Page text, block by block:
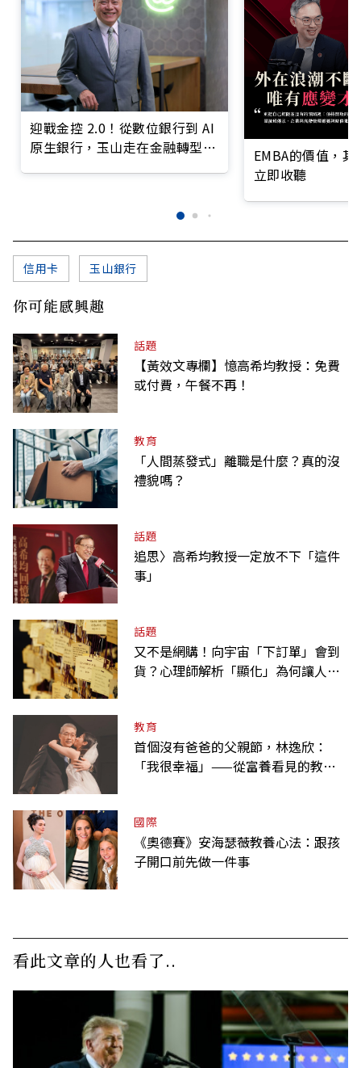
迎戰金控 2.0！從數位銀行到 AI
原生銀行，玉山走在金融轉型最
EMBA的價值，
立即收聽
信用卡 玉山銀行
你可能感興趣
話題
【黃效文專欄】憶高希均教授：免費
或付費，午餐不再！
教育
「人間蒸發式」離職是什麼？真的沒
禮貌嗎？
話題
追思〉高希均教授一定放不下「這件
事」
話題
又不是網購！向宇宙「下訂單」會到
貨？心理師解析「顯化」為何讓人無
教育
首個沒有爸爸的父親節，林逸欣：
「我很幸福」——從富養看見的教養
國際
《奧德賽》安海瑟薇教養心法：跟孩
子開口前先做一件事
看此文章的人也看了..